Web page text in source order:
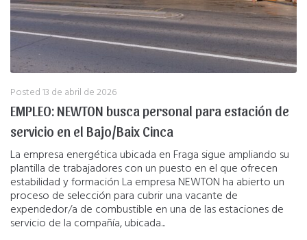
Posted13 de abril de 2026
EMPLEO: NEWTON busca personal para estación de
servicio en el Bajo/Baix Cinca
La empresa energética ubicada en Fraga sigue ampliando su
plantilla de trabajadores con un puesto en el que ofrecen
estabilidad y formación La empresa NEWTON ha abierto un
proceso de selección para cubrir una vacante de
expendedor/a de combustible en una de las estaciones de
servicio de la compañía, ubicada...